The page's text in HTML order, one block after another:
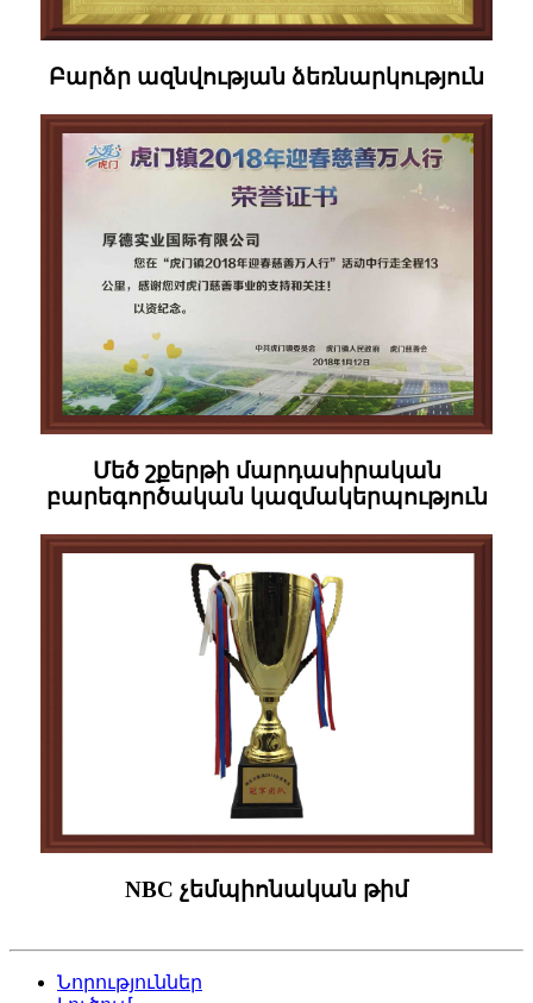
Բարձր ազնվության ձեռնարկություն
Մեծ շքերթի մարդասիրական
բարեգործական կազմակերպություն
NBC չեմպիոնական թիմ
Նորություններ